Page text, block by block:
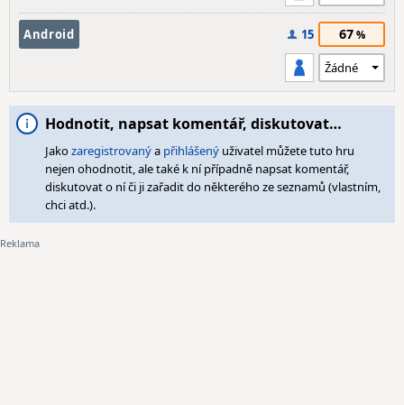
Android 15 67
Hodnotit, napsat komentář, diskutovat…
Jakozaregistrovanýa přihlášený uživatel můžete tuto hru
nejen ohodnotit, ale také k ní případně napsat komentář,
diskutovat o ní či ji zařadit do některého ze seznamů (vlastním,
chci atd.).